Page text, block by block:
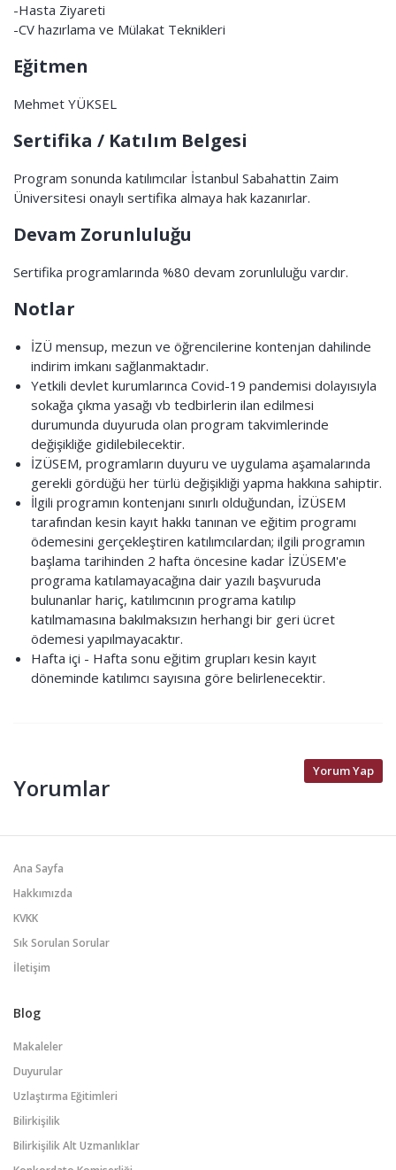
-Hasta Ziyareti
-CV hazırlama ve Mülakat Teknikleri
Eğitmen
Mehmet YÜKSEL
Sertifika / Katılım Belgesi
Program sonunda katılımcılar İstanbul Sabahattin Zaim
Üniversitesi onaylı sertifika almaya hak kazanırlar.
Devam Zorunluluğu
Sertifika programlarında %80 devam zorunluluğu vardır.
Notlar
İZÜ mensup, mezun ve öğrencilerine kontenjan dahilinde
indirim imkanı sağlanmaktadır.
Yetkili devlet kurumlarınca Covid-19 pandemisi dolayısıyla
sokağa çıkma yasağı vb tedbirlerin ilan edilmesi
durumunda duyuruda olan program takvimlerinde
değişikliğe gidilebilecektir.
İZÜSEM, programların duyuru ve uygulama aşamalarında
gerekli gördüğü her türlü değişikliği yapma hakkına sahiptir.
İlgili programın kontenjanı sınırlı olduğundan, İZÜSEM
tarafından kesin kayıt hakkı tanınan ve eğitim programı
ödemesini gerçekleştiren katılımcılardan; ilgili programın
başlama tarihinden 2 hafta öncesine kadar İZÜSEM'e
programa katılamayacağına dair yazılı başvuruda
bulunanlar hariç, katılımcının programa katılıp
katılmamasına bakılmaksızın herhangi bir geri ücret
ödemesi yapılmayacaktır.
Hafta içi - Hafta sonu eğitim grupları kesin kayıt
döneminde katılımcı sayısına göre belirlenecektir.
Yorumlar
Yorum Yap
Ana Sayfa
Hakkımızda
KVKK
Sık Sorulan Sorular
İletişim
Blog
Makaleler
Duyurular
Uzlaştırma Eğitimleri
Bilirkişilik
Bilirkişilik Alt Uzmanlıklar